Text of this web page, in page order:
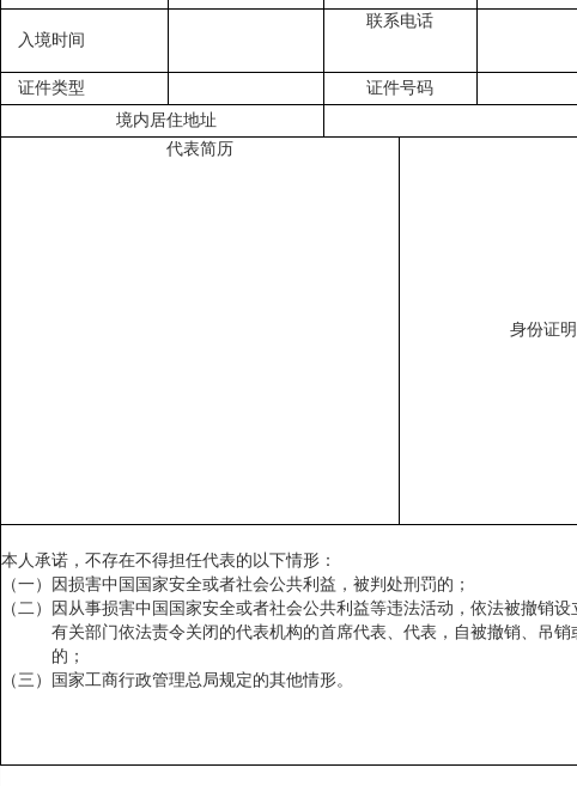
入境时间
联系电话
证件类型
证件号码
境内居住地址
代表简历
身份证
本人承诺，不存在不得担任代表的以下情形：
（一）因损害中国国家安全或者社会公共利益，被判处刑罚的；
（二）因从事损害中国国家安全或者社会公共利益等违法活动，依法被撤销
有关部门依法责令关闭的代表机构的首席代表、代表，自被撤销、吊
的；
（三）国家工商行政管理总局规定的其他情形。